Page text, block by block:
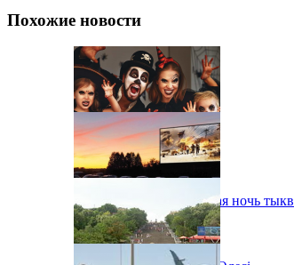
Похожие новости
В Одессе пройдет шестая ночь тыкв